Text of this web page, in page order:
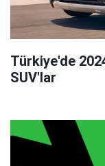
Türkiye'de
SUV'lar